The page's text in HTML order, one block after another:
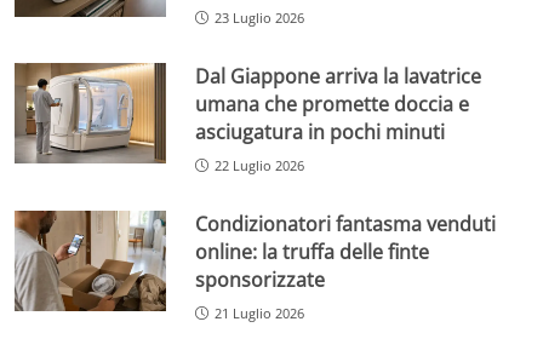
23 Luglio 2026
Dal Giappone arriva la lavatrice
umana che promette doccia e
asciugatura in pochi minuti
22 Luglio 2026
Condizionatori fantasma venduti
online: la truffa delle finte
sponsorizzate
21 Luglio 2026